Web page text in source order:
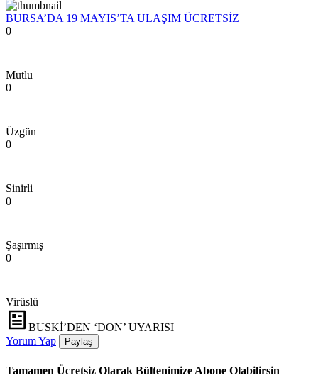
BURSA’DA 19 MAYIS’TA ULAŞIM ÜCRETSİZ
0
Mutlu
0
Üzgün
0
Sinirli
0
Şaşırmış
0
Virüslü
BUSKİ’DEN ‘DON’ UYARISI
Yorum Yap
Paylaş
Tamamen Ücretsiz Olarak Bültenimize Abone Olabilirsin